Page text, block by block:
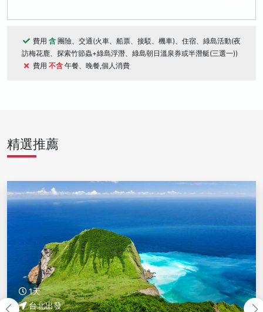
費用 含 團險、交通(火車、船票、接駁、機車)、住宿、綠島活動(夜
訪梅花鹿、探索竹節蟲+綠島浮潛、綠島朝日溫泉券或半潛艇(三選一))
費用 不含 午餐、晚餐,個人消費
精選推薦
1天
台北出發